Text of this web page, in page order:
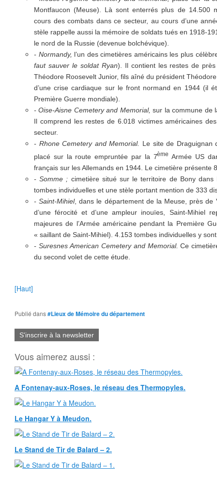
Montfaucon (Meuse). Là sont enterrés plus de 14.500
cours des combats dans ce secteur, au cours d’une
stèle rappelle aussi la mémoire de soldats tués en 1918-
le nord de la Russie (devenue bolchévique).
- Normandy, l’un des cimetières américains les plus
faut sauver le soldat Ryan). Il contient les restes de
Théodore Roosevelt Junior, fils aîné du président
d’une crise cardiaque sur le front normand en 1944 (il
Première Guerre mondiale).
- Oise-Aisne Cemetery and Memorial, sur la commune de
Il comprend les restes de 6.018 victimes américaines
secteur.
- Rhone Cemetery and Memorial. Le site de Draguignan
placé sur la route empruntée par la 7ème Armée US
français sur les Allemands en 1944. Le cimetière présente
- Somme ; cimetière situé sur le territoire de Bony dans
tombes individuelles et une stèle portant mention de 333
- Saint-Mihiel, dans le département de la Meuse, près de
d’une férocité et d’une ampleur inouïes, Saint-Mihiel
majeures de l’Armée américaine pendant la Première
« saillant de Saint-Mihiel). 4.153 tombes individuelles y
- Suresnes American Cemetery and Memorial. Ce
du second volet de cette étude.
[Haut]
Publié dans#Lieux de Mémoire du département
S'inscrire à la newsletter
Vous aimerez aussi :
A Fontenay-aux-Roses, le réseau des Thermopyles.
Le Hangar Y à Meudon.
Le Stand de Tir de Balard – 2.